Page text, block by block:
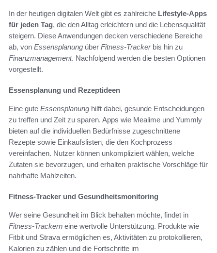
In der heutigen digitalen Welt gibt es zahlreiche Lifestyle-Apps
für jeden Tag, die den Alltag erleichtern und die Lebensqualität
steigern. Diese Anwendungen decken verschiedene Bereiche
ab, von Essensplanung über Fitness-Trackerbis hin zu
Finanzmanagement. Nachfolgend werden die besten Optionen
vorgestellt.
Essensplanung und Rezeptideen
Eine gute Essensplanung hilft dabei, gesunde Entscheidungen
zu treffen und Zeit zu sparen. Apps wie Mealime und Yummly
bieten auf die individuellen Bedürfnisse zugeschnittene
Rezepte sowie Einkaufslisten, die den Kochprozess
vereinfachen. Nutzer können unkompliziert wählen, welche
Zutaten sie bevorzugen, und erhalten praktische Vorschläge für
nahrhafte Mahlzeiten.
Fitness-Tracker und Gesundheitsmonitoring
Wer seine Gesundheit im Blick behalten möchte, findet in
Fitness-Trackern eine wertvolle Unterstützung. Produkte wie
Fitbit und Strava ermöglichen es, Aktivitäten zu protokollieren,
Kalorien zu zählen und die Fortschritte im